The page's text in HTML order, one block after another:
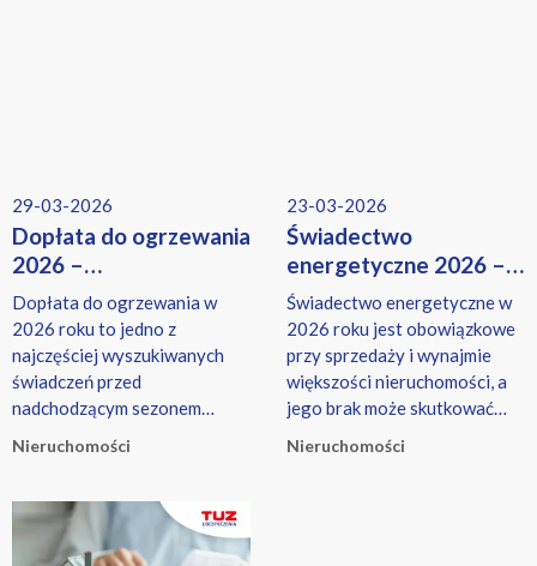
29-03-2026
Dopłata do ogrzewania
2026 –
komu przysługuje i ile
można dostać
w ramach bonu
ciepłowniczego?
Dopłata do ogrzewania w
2026 roku to jedno z
najczęściej wyszukiwanych
świadczeń przed
nadchodzącym sezonem
Nieruchomości
23-03-2026
Świadectwo
energetyczne 2026 –
obowiązek, koszty
i nowe zasady
Świadectwo energetyczne w
2026 roku jest obowiązkowe
przy sprzedaży i wynajmie
większości nieruchomości, a
jego brak może skutkować
karą finansową.
Nieruchomości